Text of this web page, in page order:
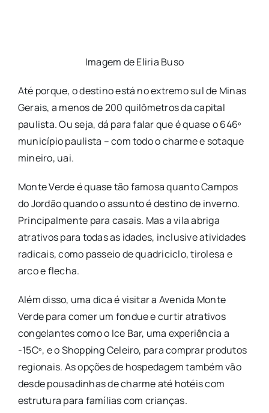
Imagem de Eliria Buso
Até porque, o destino está no extremo sul de Minas
Gerais, a menos de 200 quilômetros da capital
paulista. Ou seja, dá para falar que é quase o 646º
município paulista – com todo o charme e sotaque
mineiro, uai.
Monte Verde é quase tão famosa quanto Campos
do Jordão quando o assunto é destino de inverno.
Principalmente para casais. Mas a vila abriga
atrativos para todas as idades, inclusive atividades
radicais, como passeio de quadriciclo, tirolesa e
arco e flecha.
Além disso, uma dica é visitar a Avenida Monte
Verde para comer um fondue e curtir atrativos
congelantes como o Ice Bar, uma experiência a
-15Cº, e o Shopping Celeiro, para comprar produtos
regionais. As opções de hospedagem também vão
desde pousadinhas de charme até hotéis com
estrutura para famílias com crianças.